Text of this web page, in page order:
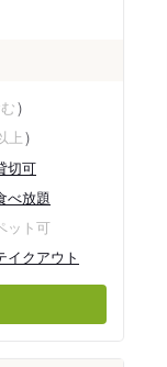
上
切可
べ放題
ット可
イクアウト